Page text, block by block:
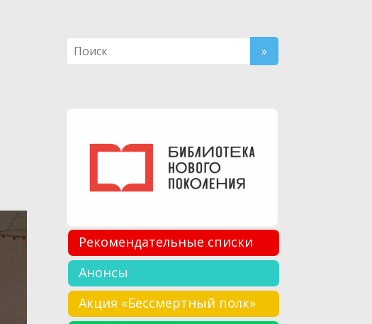
Рекомендательные списки
Анонсы
Акция «Бессмертный полк»